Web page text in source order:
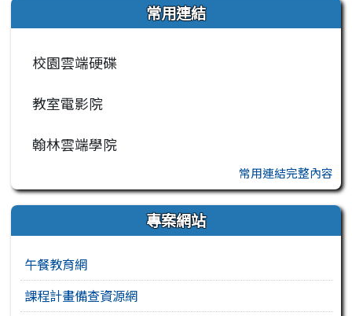
常用連結
校園雲端硬碟
教室電影院
翰林雲端學院
常用連結完整內容
專案網站
午餐教育網
課程計畫備查資源網